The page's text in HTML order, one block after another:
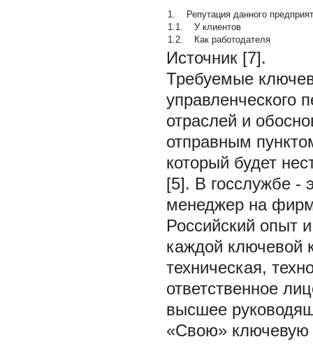
1. Репутация данного
1.1. У клиентов
1.2. Как работодателя
Источник [7].
Требуемые
управленческого
отраслей и
отправным
который будет
[5]. В госслужбе -
менеджер на
Российский опыт
каждой ключевой
техническая,
ответственное
высшее
«Свою» ключевую